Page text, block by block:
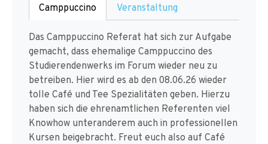
Camppuccino Veranstaltung
Das Camppuccino Referat hat sich zur Aufgabe
gemacht, dass ehemalige Camppuccino des
Studierendenwerks im Forum wieder neu zu
betreiben. Hier wird es ab den 08.06.26 wieder
tolle Café und Tee Spezialitäten geben. Hierzu
haben sich die ehrenamtlichen Referenten viel
Knowhow unteranderem auch in professionellen
Kursen beigebracht. Freut euch also auf Café